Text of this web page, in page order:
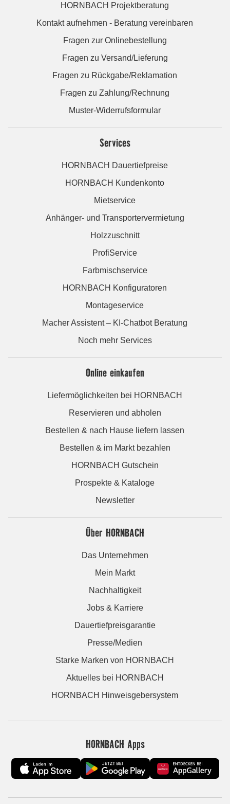
HORNBACH Projektberatung
Kontakt aufnehmen - Beratung vereinbaren
Fragen zur Onlinebestellung
Fragen zu Versand/Lieferung
Fragen zu Rückgabe/Reklamation
Fragen zu Zahlung/Rechnung
Muster-Widerrufsformular
Services
HORNBACH Dauertiefpreise
HORNBACH Kundenkonto
Mietservice
Anhänger- und Transportervermietung
Holzzuschnitt
ProfiService
Farbmischservice
HORNBACH Konfiguratoren
Montageservice
Macher Assistent – KI-Chatbot Beratung
Noch mehr Services
Online einkaufen
Liefermöglichkeiten bei HORNBACH
Reservieren und abholen
Bestellen & nach Hause liefern lassen
Bestellen & im Markt bezahlen
HORNBACH Gutschein
Prospekte & Kataloge
Newsletter
Über HORNBACH
Das Unternehmen
Mein Markt
Nachhaltigkeit
Jobs & Karriere
Dauertiefpreisgarantie
Presse/Medien
Starke Marken von HORNBACH
Aktuelles bei HORNBACH
HORNBACH Hinweisgebersystem
HORNBACH Apps